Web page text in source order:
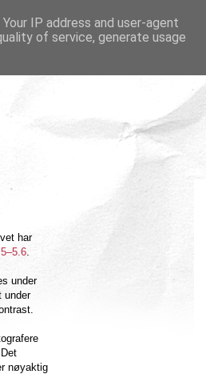
har
.
under
under
nøyaktig
IP address and user-agent
of service, generate usage